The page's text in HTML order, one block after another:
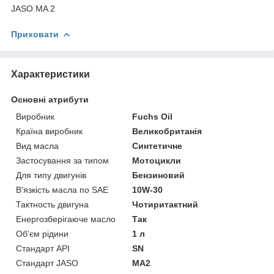
JASO MA 2
Приховати
Характеристики
Основні атрибути
Виробник
Fuchs Oil
Країна виробник
Великобританія
Вид масла
Синтетичне
Застосування за типом
Мотоцикли
Для типу двигунів
Бензиновий
В'язкість масла по SAE
10W-30
Тактность двигуна
Чотиритактний
Енергозберігаюче масло
Так
Об'єм рідини
1 л
Стандарт API
SN
Стандарт JASO
MA2